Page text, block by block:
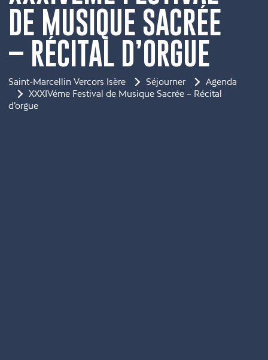
DE MUSIQUE SACRÉE
– RÉCITAL D’ORGUE
Saint-Marcellin Vercors Isère Séjourner
Agenda
XXXIVéme Festival de Musique Sacrée – Récital
d’orgue